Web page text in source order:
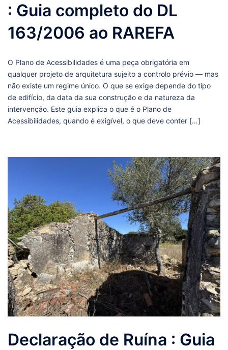
: Guia completo do DL
163/2006 ao RAREFA
O Plano de Acessibilidades é uma peça obrigatória em
qualquer projeto de arquitetura sujeito a controlo prévio — mas
não existe um regime único. O que se exige depende do tipo
de edifício, da data da sua construção e da natureza da
intervenção. Este guia explica o que é o Plano de
Acessibilidades, quando é exigível, o que deve conter […]
Declaração de Ruína : Guia